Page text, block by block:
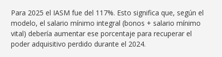
Para 2025 el IASM fue del 117%. Esto significa que, según el
modelo, el salario mínimo integral (bonos + salario mínimo
vital) debería aumentar ese porcentaje para recuperar el
poder adquisitivo perdido durante el 2024.